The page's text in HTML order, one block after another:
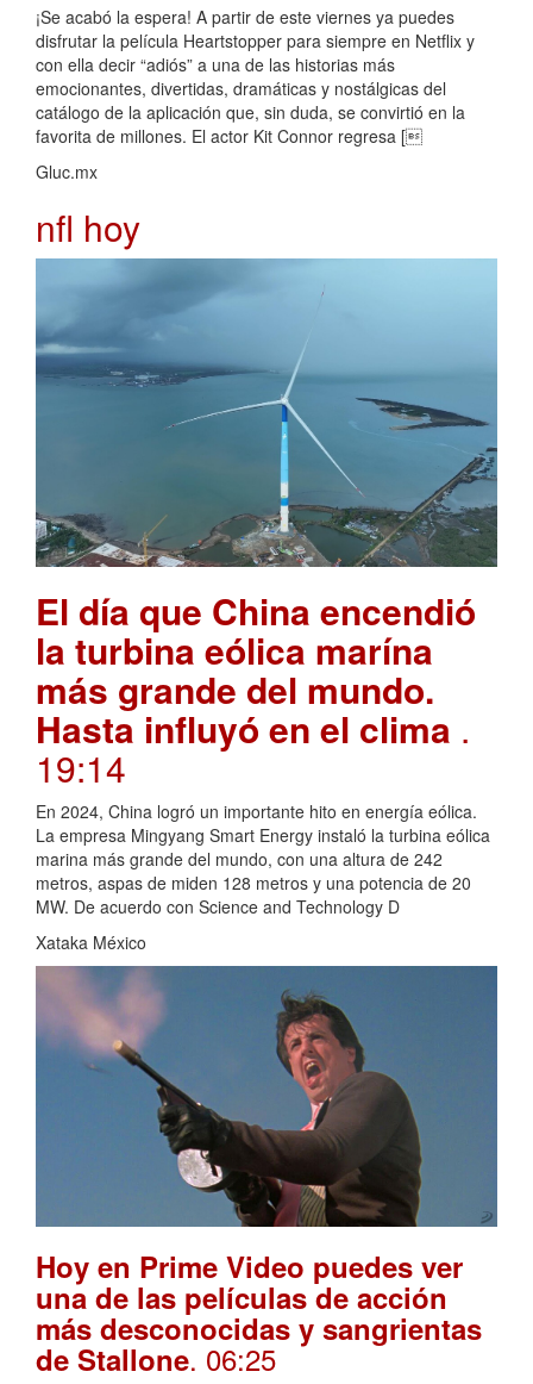
¡Se acabó la espera! A partir de este viernes ya puedes
disfrutar la película Heartstopper para siempre en Netflix y
con ella decir “adiós” a una de las historias más
emocionantes, divertidas, dramáticas y nostálgicas del
catálogo de la aplicación que, sin duda, se convirtió en la
favorita de millones. El actor Kit Connor regresa [
Gluc.mx
nfl hoy
El día que China encendió
la turbina eólica marína
más grande del mundo.
Hasta influyó en el clima .
19:14
En 2024, China logró un importante hito en energía eólica.
La empresa Mingyang Smart Energy instaló la turbina eólica
marina más grande del mundo, con una altura de 242
metros, aspas de miden 128 metros y una potencia de 20
MW. De acuerdo con Science and Technology D
Xataka México
Hoy en Prime Video puedes ver
una de las películas de acción
más desconocidas y sangrientas
de Stallone. 06:25